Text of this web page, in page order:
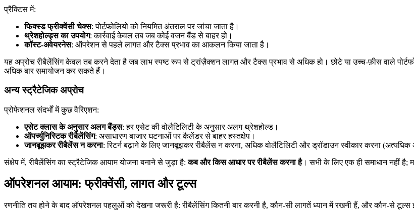
प्रैक्टिस में:
फिक्स्ड फ्रीक्वेंसी चेक्स: पोर्टफोलियो को नियमित अंतराल पर जांचा जाता है।
थ्रेशहोल्ड्स का उपयोग: कार्रवाई केवल तब जब कोई वजन बैंड से बाहर हो।
कॉस्ट-अवेयरनेस: ऑपरेशन से पहले लागत और टैक्स प्रभाव का आकलन किया जाता है।
यह अप्रोच रीबैलेंसिंग केवल तब करने देता है जब लाभ स्पष्ट रूप से ट्रांज़ैक्शन लागत और टैक्स प्रभाव से अधिक हो। छोटे या उच्च-फ़ीस वाले
अधिक बार समायोजन कर सकते हैं।
अन्य स्ट्रैटेजिक अप्रोच
प्रोफेशनल संदर्भों में कुछ वैरिएशन:
एसेट क्लास के अनुसार अलग बैंड्स: हर एसेट की वोलैटिलिटी के अनुसार अलग थ्रेशहोल्ड।
ऑपर्च्युनिस्टिक रीबैलेंसिंग: असाधारण बाजार घटनाओं पर कैलेंडर से बाहर हस्तक्षेप।
जानबूझकर रीबैलेंस न करना: रिटर्न बढ़ाने के लिए जानबूझकर रीबैलेंस न करना, अधिक वोलैटिलिटी और ड्रॉडाउन स्वीकार करना
संक्षेप में, रीबैलेंसिंग का स्ट्रैटेजिक आयाम योजना बनाने से जुड़ा है:कब और किस आधार पर रीबैलेंस करना है। सभी के लिए एक ही समाधान नहीं है;
ऑपरेशनल आयाम: फ्रीक्वेंसी, लागत और टूल्स
रणनीति तय होने के बाद ऑपरेशनल पहलुओं को देखना जरूरी है: रीबैलेंसिंग कितनी बार करनी है, कौन-सी लागतें ध्यान में रखनी हैं, और कौन-से टूल्स